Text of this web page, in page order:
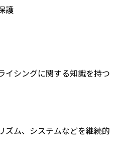
護
イシングに関する知識を持つ
ズム、システムなどを継続的